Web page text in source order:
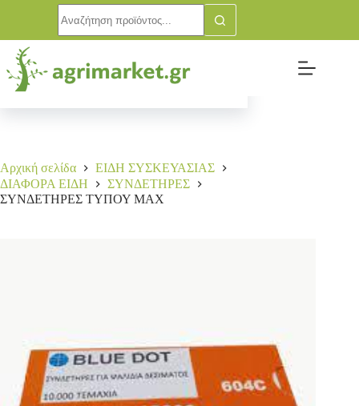
ΣΥΝΔΕΤΗΡΕΣ ΤΥΠΟΥ ΜΑΧ
Αρχική σελίδα
ΕΙΔΗ ΣΥΣΚΕΥΑΣΙΑΣ
ΔΙΑΦΟΡΑ ΕΙΔΗ
ΣΥΝΔΕΤΗΡΕΣ
ΣΥΝΔΕΤΗΡΕΣ ΤΥΠΟΥ ΜΑΧ